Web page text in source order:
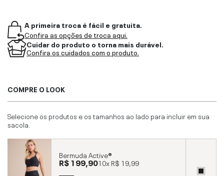
A primeira troca é fácil e gratuita.
Confira as opções de troca aqui.
Cuidar do produto o torna mais durável.
Confira os cuidados com o produto.
COMPRE O LOOK
Selecione os produtos e os tamanhos ao lado para incluir em sua
sacola.
Bermuda Active®
R$ 199,9010xR$ 19,99